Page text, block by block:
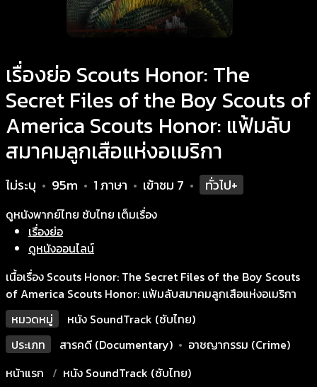
เรื่องย่อ Scouts Honor: The
Secret Files of the Boy Scouts of
America Scouts Honor: แฟ้มลับ
สมาคมลูกเสือแห่งอเมริกา
ไม่ระบุ • 95m • 1 ภาษา • เข้าชม 7 • ทั่วไป+
ดูหนังพากย์ไทย ซับไทย เต็มเรื่อง
เรื่องย่อ
ดูหนังออนไลน์
เนื้อเรื่อง Scouts Honor: The Secret Files of the Boy Scouts
of America Scouts Honor: แฟ้มลับสมาคมลูกเสือแห่งอเมริกา
หมวดหมู่
หนัง SoundTrack (ซับไทย)
ประเภท
สารคดี (Documentary) • อาชญากรรม (Crime)
หน้าแรก
หนัง SoundTrack (ซับไทย)